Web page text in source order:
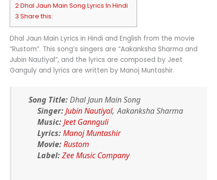
2 Dhal Jaun Main Song Lyrics In Hindi
3 Share this:
Dhal Jaun Main Lyrics in Hindi and English from the movie
“Rustom”. This song’s singers are “Aakanksha Sharma and
Jubin Nautiyal”, and the lyrics are composed by Jeet
Ganguly and lyrics are written by Manoj Muntashir.
Song Title:Dhal Jaun Main Song
Singer:Jubin Nautiyal, Aakanksha Sharma
Music:Jeet Gannguli
Lyrics:Manoj Muntashir
Movie:Rustom
Label:Zee Music Company